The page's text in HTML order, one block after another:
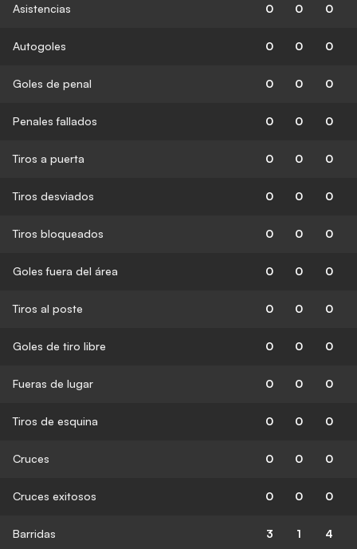
Asistencias 0 0 0
Autogoles 0 0 0
Goles de penal 0 0 0
Penales fallados 0 0 0
Tiros a puerta 0 0 0
Tiros desviados 0 0 0
Tiros bloqueados 0 0 0
Goles fuera del área 0 0 0
Tiros al poste 0 0 0
Goles de tiro libre 0 0 0
Fueras de lugar 0 0 0
Tiros de esquina 0 0 0
Cruces 0 0 0
Cruces exitosos 0 0 0
Barridas 3 1 4